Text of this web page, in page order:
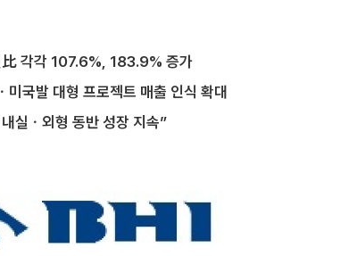
각각 107.6%, 183.9% 증가
국발 대형 프로젝트 매출 인식 확대
실ㆍ외형 동반 성장 지속”